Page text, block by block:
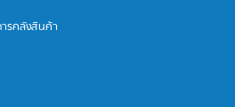
ารคลังสินค้า